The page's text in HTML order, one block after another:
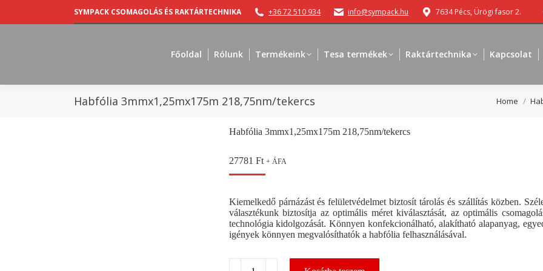
SYMPACK CSOMAGOLÁS ÉS RAKTÁRTECHNIKA +36 72 510 934 info@sympack.hu 7634 Pécs, Ürögi fasor 2.
Főoldal Rólunk Termékeink Tesa termékek Raktártechnika Kapcsolat
Habfólia 3mmx1,25mx175m 218,75nm/tekercs You are
Home
Habfólia 3mmx1,25mx175m 218,75nm/tekercs
27781 Ft + ÁFA
Kiemelkedő párnázást és felületvédelmet biztosít tárolás és szállítás közben.
választékunk biztosítja az optimális méret kiválasztását, az optimális
technológia kidolgozását. Könnyen konfekcionálható, alakítható alapanyag,
igények könnyen megvalósíthatók a habfólia felhasználásával.